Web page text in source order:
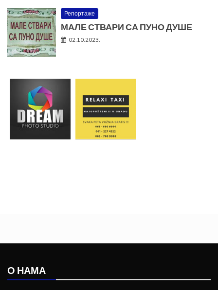
Репортаже
МАЛЕ СТВАРИ СА ПУНО ДУШЕ
02.10.2023.
О НАМА